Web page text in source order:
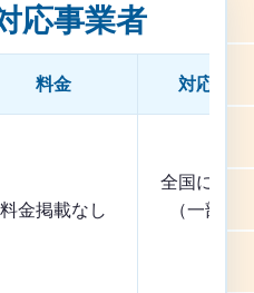
応事業者
料金 対応エリ
料金掲載なし
全国に店舗
（一部地
く）